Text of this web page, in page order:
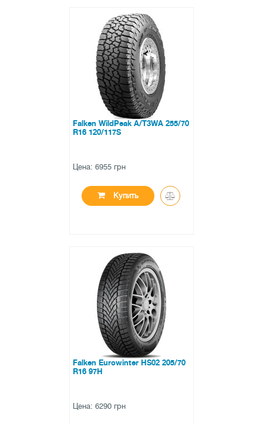
в наличии
0 отзывов
Falken WildPeak A/T3WA 255/70
R16 120/117S
Цена: 6955 грн
Купить
в наличии
0 отзывов
Falken Eurowinter HS02 205/70
R16 97H
Цена: 6290 грн